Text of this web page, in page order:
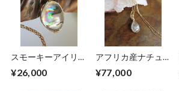
スモーキーアイリス
ンダントトップ
¥26,000
アフリカ産ナチュラ
(0.93ct)女神巻きペ
¥77,000